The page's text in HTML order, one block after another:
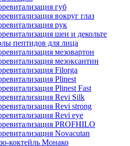
губ
вокруг глаз
рук
шеи и декольте
пептидов для лица
мезовартон
мезоксантин
Filorga
Plinest
Plinest Fast
Revi Silk
Revi strong
Revi eye
PROFHILO
Novacutan
коктейль Монако